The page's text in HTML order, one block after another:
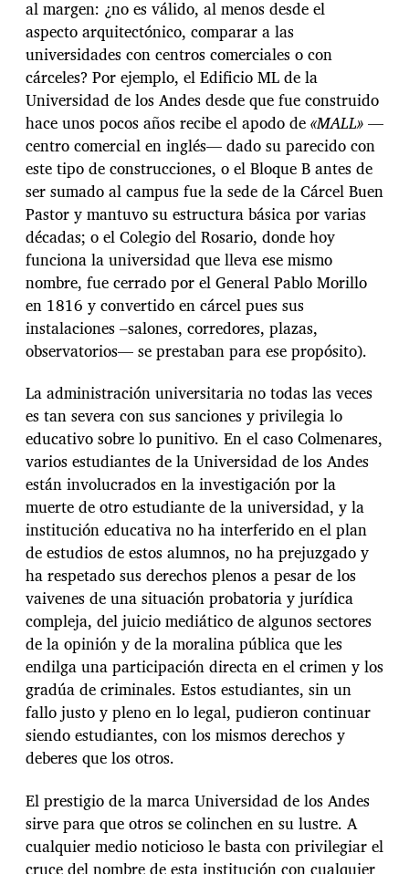
al margen: ¿no es válido, al menos desde el
aspecto arquitectónico, comparar a las
universidades con centros comerciales o con
cárceles? Por ejemplo, el Edificio ML de la
Universidad de los Andes desde que fue construido
hace unos pocos años recibe el apodo de«MALL»—
centro comercial en inglés— dado su parecido con
este tipo de construcciones, o el Bloque B antes de
ser sumado al campus fue la sede de la Cárcel Buen
Pastor y mantuvo su estructura básica por varias
décadas; o el Colegio del Rosario, donde hoy
funciona la universidad que lleva ese mismo
nombre, fue cerrado por el General Pablo Morillo
en 1816 y convertido en cárcel pues sus
instalaciones –salones, corredores, plazas,
observatorios— se prestaban para ese propósito).
La administración universitaria no todas las veces
es tan severa con sus sanciones y privilegia lo
educativo sobre lo punitivo. En el caso Colmenares,
varios estudiantes de la Universidad de los Andes
están involucrados en la investigación por la
muerte de otro estudiante de la universidad, y la
institución educativa no ha interferido en el plan
de estudios de estos alumnos, no ha prejuzgado y
ha respetado sus derechos plenos a pesar de los
vaivenes de una situación probatoria y jurídica
compleja, del juicio mediático de algunos sectores
de la opinión y de la moralina pública que les
endilga una participación directa en el crimen y los
gradúa de criminales. Estos estudiantes, sin un
fallo justo y pleno en lo legal, pudieron continuar
siendo estudiantes, con los mismos derechos y
deberes que los otros.
El prestigio de la marca Universidad de los Andes
sirve para que otros se colinchen en su lustre. A
cualquier medio noticioso le basta con privilegiar el
cruce del nombre de esta institución con cualquier